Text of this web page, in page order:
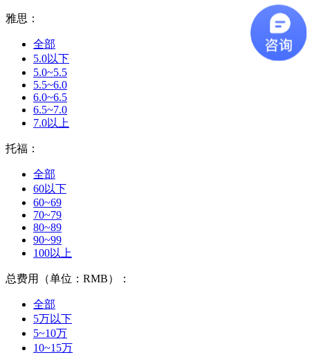
雅思：
全部
5.0以下
5.0~5.5
5.5~6.0
6.0~6.5
6.5~7.0
7.0以上
托福：
全部
60以下
60~69
70~79
80~89
90~99
100以上
总费用（单位：RMB）：
全部
5万以下
5~10万
10~15万